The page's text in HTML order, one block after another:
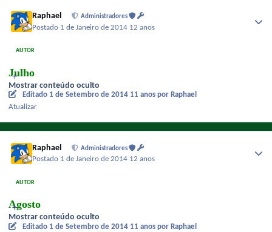
Raphael Administradores
Postado 1 de Janeiro de 2014 12 anos
AUTOR
Julho
Mostrar conteúdo oculto
Editado 1 de Setembro de 2014 11 anos por Raphael
Atualizar
Raphael Administradores
Postado 1 de Janeiro de 2014 12 anos
AUTOR
Agosto
Mostrar conteúdo oculto
Editado 1 de Setembro de 2014 11 anos por Raphael